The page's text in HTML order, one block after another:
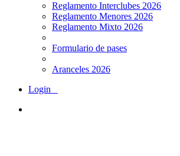
Reglamento Interclubes 2026
Reglamento Menores 2026
Reglamento Mixto 2026
Formulario de pases
Aranceles 2026
Login